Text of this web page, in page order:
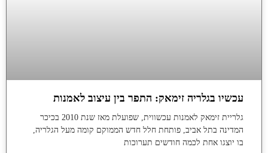
עכשיו בגלריה זימאק: התפר בין עיצוב לאמנות
גלריית זימאק לאמנות עכשווית, שפועלת מאז שנת 2010 בכיכר
המדינה בתל אביב, פותחת חלל חדש הממוקם קומה מעל הגלריה,
בו יוצגו אחת לכמה חודשים תערוכות